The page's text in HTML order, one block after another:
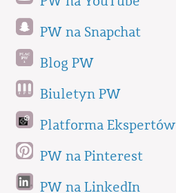
PW na Snapchat
Blog PW
Biuletyn PW
Platforma Ekspertów
PW na Pinterest
PW na LinkedIn